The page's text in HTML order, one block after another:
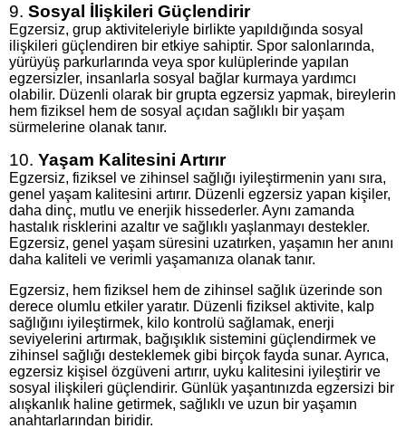
9. Sosyal İlişkileri Güçlendirir
Egzersiz, grup aktiviteleriyle birlikte yapıldığında sosyal
ilişkileri güçlendiren bir etkiye sahiptir. Spor salonlarında,
yürüyüş parkurlarında veya spor kulüplerinde yapılan
egzersizler, insanlarla sosyal bağlar kurmaya yardımcı
olabilir. Düzenli olarak bir grupta egzersiz yapmak, bireylerin
hem fiziksel hem de sosyal açıdan sağlıklı bir yaşam
sürmelerine olanak tanır.
10. Yaşam Kalitesini Artırır
Egzersiz, fiziksel ve zihinsel sağlığı iyileştirmenin yanı sıra,
genel yaşam kalitesini artırır. Düzenli egzersiz yapan kişiler,
daha dinç, mutlu ve enerjik hissederler. Aynı zamanda
hastalık risklerini azaltır ve sağlıklı yaşlanmayı destekler.
Egzersiz, genel yaşam süresini uzatırken, yaşamın her anını
daha kaliteli ve verimli yaşamanıza olanak tanır.
Egzersiz, hem fiziksel hem de zihinsel sağlık üzerinde son
derece olumlu etkiler yaratır. Düzenli fiziksel aktivite, kalp
sağlığını iyileştirmek, kilo kontrolü sağlamak, enerji
seviyelerini artırmak, bağışıklık sistemini güçlendirmek ve
zihinsel sağlığı desteklemek gibi birçok fayda sunar. Ayrıca,
egzersiz kişisel özgüveni artırır, uyku kalitesini iyileştirir ve
sosyal ilişkileri güçlendirir. Günlük yaşantınızda egzersizi bir
alışkanlık haline getirmek, sağlıklı ve uzun bir yaşamın
anahtarlarından biridir.